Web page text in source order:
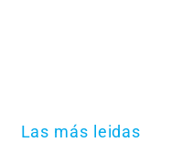
Las más leidas